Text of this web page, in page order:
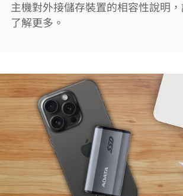
主機對外接儲存裝置的相容性說明
了解更多。